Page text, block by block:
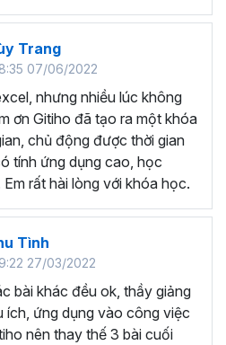
công cụFormat Paintervà
tính tổng, đặt tên nhanh
công thức trong ô, tạo ghi
- cột.
xử lý dữ liệu bao gồm tự động
biểu thức hóa học - toán
trùng lặp.
hàm, công thức bao gồm
viết hàm, đặt tên và sử dụng
thức tính toán theo thời gian
tháng, tuổi, ngày hết hạn
hàm và công thức nâng cao
Trang
07/06/2022
nhưng nhiều lúc không
ơn Gitiho đã tạo ra một khóa
chủ động được thời gian
tính ứng dụng cao, học
rất hài lòng với khóa học.
Tình
27/03/2022
bài khác đều ok, thầy giảng
ích, ứng dụng vào công việc
nên thay thế 3 bài cuối